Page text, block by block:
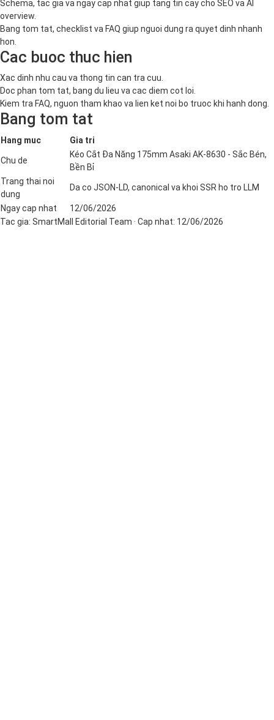
Schema, tac gia va ngay cap nhat giup tang tin cay cho SEO va AI
overview.
Bang tom tat, checklist va FAQ giup nguoi dung ra quyet dinh nhanh
hon.
Cac buoc thuc hien
Xac dinh nhu cau va thong tin can tra cuu.
Doc phan tom tat, bang du lieu va cac diem cot loi.
Kiem tra FAQ, nguon tham khao va lien ket noi bo truoc khi hanh dong.
Bang tom tat
Hang muc Gia tri
Chu de
Kéo Cắt Đa Năng 175mm Asaki AK-8630 - Sắc Bén,
Bền Bỉ
Trang thai noi
dung
Da co JSON-LD, canonical va khoi SSR ho tro LLM
Ngay cap nhat
12/06/2026
Tac gia: SmartMall Editorial Team · Cap nhat: 12/06/2026